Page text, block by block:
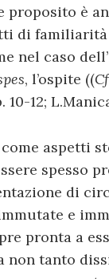
proposito è
di
nel caso
, l’ospite ((
10-12;
aspetti
spesso
di
e
pronta a
non tanto